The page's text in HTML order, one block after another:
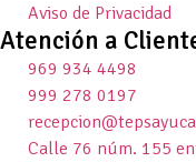
Aviso de Privacidad
Atención a
969 934 4498
999 278 0197
Calle 76 núm. 155